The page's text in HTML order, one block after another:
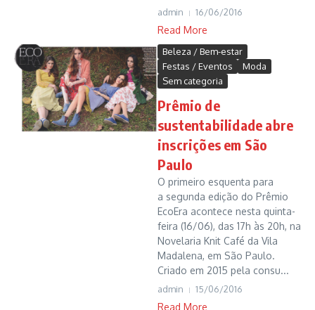
admin 16/06/2016
Read More
Beleza / Bem-estar
Festas / Eventos
Moda
Sem categoria
Prêmio de
sustentabilidade abre
inscrições em São
Paulo
O primeiro esquenta para
a segunda edição do Prêmio
EcoEra acontece nesta quinta-
feira (16/06), das 17h às 20h, na
Novelaria Knit Café da Vila
Madalena, em São Paulo.
Criado em 2015 pela consu...
admin 15/06/2016
Read More